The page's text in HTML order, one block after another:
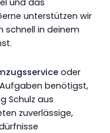
und das
unterstützen wir
schnell in deinem
oder
benötigst,
Schulz aus
zuverlässige,